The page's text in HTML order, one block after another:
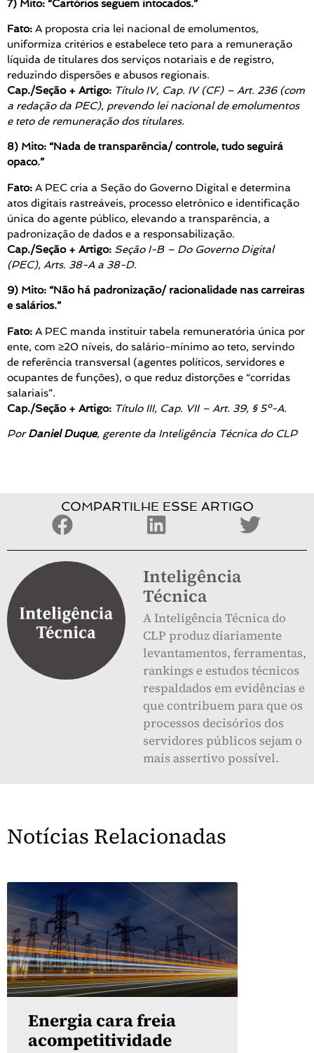
7) Mito: “Cartórios seguem intocados.”
Fato: A proposta cria lei nacional de emolumentos,
uniformiza critérios e estabelece teto para a remuneração
líquida de titulares dos serviços notariais e de registro,
reduzindo dispersões e abusos regionais.
Cap./Seção + Artigo: Título IV, Cap. IV (CF) – Art. 236 (com
a redação da PEC), prevendo lei nacional de emolumentos
e teto de remuneração dos titulares.
8) Mito: “Nada de transparência/ controle, tudo seguirá
opaco.”
Fato: A PEC cria a Seção do Governo Digital e determina
atos digitais rastreáveis, processo eletrônico e identificação
única do agente público, elevando a transparência, a
padronização de dados e a responsabilização.
Cap./Seção + Artigo: Seção I-B – Do Governo Digital
(PEC), Arts. 38-A a 38-D.
9) Mito: “Não há padronização/ racionalidade nas carreiras
e salários.”
Fato: A PEC manda instituir tabela remuneratória única por
ente, com ≥20 níveis, do salário-mínimo ao teto, servindo
de referência transversal (agentes políticos, servidores e
ocupantes de funções), o que reduz distorções e “corridas
salariais”.
Cap./Seção + Artigo: Título III, Cap. VII – Art. 39, § 5º-A.
PorDaniel Duque, gerente da Inteligência Técnica do CLP
COMPARTILHE ESSE ARTIGO
Inteligência
Técnica
A Inteligência Técnica do
CLP produz diariamente
levantamentos, ferramentas,
rankings e estudos técnicos
respaldados em evidências e
que contribuem para que os
processos decisórios dos
servidores públicos sejam o
mais assertivo possível.
Notícias Relacionadas
Energia cara freia
acompetitividade